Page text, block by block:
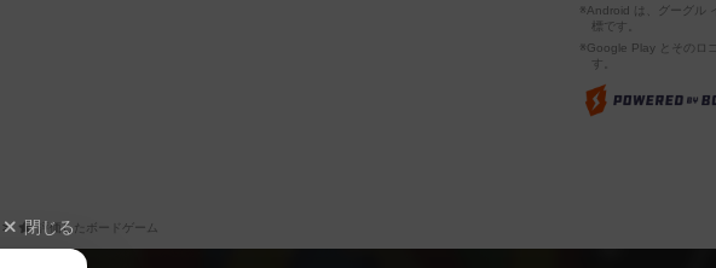
※Android は、グーグル
標です。
※Google Play とそのロ
す。
評価したボードゲーム
閉じる